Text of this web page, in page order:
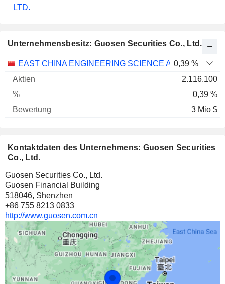
LTD.
Unternehmensbesitz: Guosen Securities Co., Ltd.
Name Aktien % Bewertung
EAST CHINA ENGINEERING SCIENCE AND0,39 %
2.116.100
0,39 %
3 Mio $
Kontaktdaten des Unternehmens: Guosen Securities
Co., Ltd.
Guosen Securities Co., Ltd.
Guosen Financial Building
518046, Shenzhen
+86 755 8213 0833
http://www.guosen.com.cn